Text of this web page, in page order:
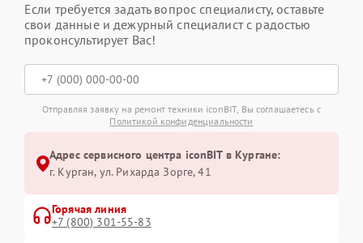
Если требуется задать вопрос специалисту, оставьте
свои данные и дежурный специалист с радостью
проконсультирует Вас!
Отправляя заявку на ремонт техники iconBIT, Вы соглашаетесь с
Политикой конфиденциальности
Адрес сервисного центра iconBIT в Кургане:
г. Курган, ул. Рихарда Зорге, 41
Горячая линия
+7 (800) 301-55-83